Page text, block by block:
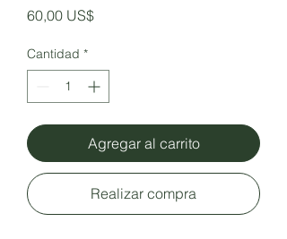
60,00 US$Precio
Cantidad *
Agregar al carrito
Realizar compra